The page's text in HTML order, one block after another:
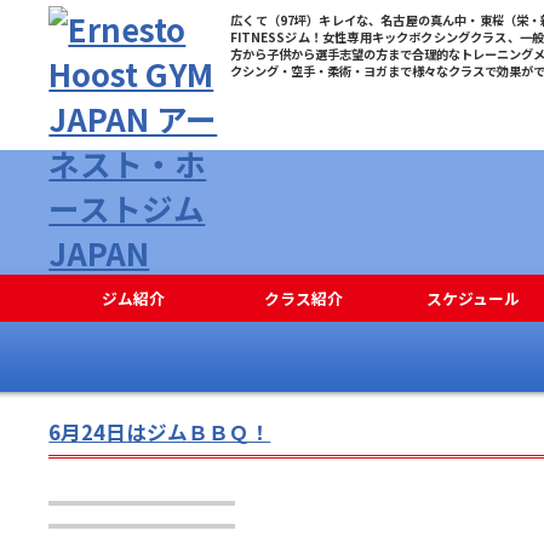
広くて（97坪）キレイな、名古屋の真ん中・東桜（栄
FITNESSジム！女性専用キックボクシングクラス、一
方から子供から選手志望の方まで合理的なトレーニング
クシング・空手・柔術・ヨガまで様々なクラスで効果が
ジム紹介 クラス紹介 スケジュール
6月24日はジムＢＢＱ！